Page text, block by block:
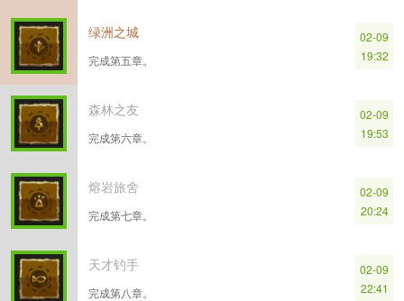
绿洲之城
完成第五章。
02-09
19:32
森林之友
完成第六章。
02-09
19:53
熔岩旅舍
完成第七章。
02-09
20:24
天才钓手
完成第八章。
02-09
22:41